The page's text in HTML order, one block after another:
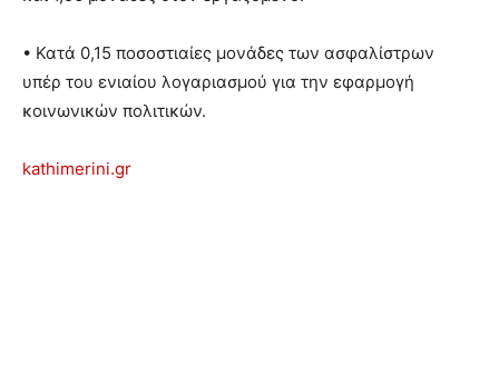
• Κατά 0,15 ποσοστιαίες μονάδες των ασφαλίστρων
υπέρ του ενιαίου λογαριασμού για την εφαρμογή
κοινωνικών πολιτικών.
kathimerini.gr